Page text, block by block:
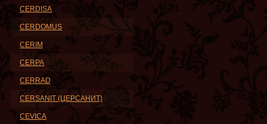
CERDISA
CERDOMUS
CERIM
CERPA
CERRAD
CERSANIT (ЦЕРСАНИТ)
CEVICA